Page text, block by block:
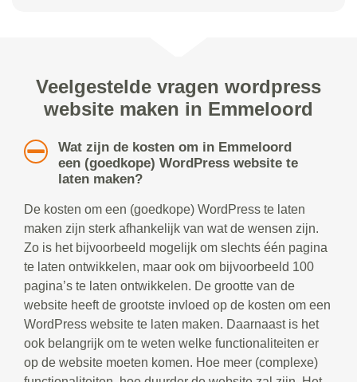
Veelgestelde vragen wordpress
website maken in Emmeloord
Wat zijn de kosten om in Emmeloord
een (goedkope) WordPress website te
laten maken?
De kosten om een (goedkope) WordPress te laten
maken zijn sterk afhankelijk van wat de wensen zijn.
Zo is het bijvoorbeeld mogelijk om slechts één pagina
te laten ontwikkelen, maar ook om bijvoorbeeld 100
pagina’s te laten ontwikkelen. De grootte van de
website heeft de grootste invloed op de kosten om een
WordPress website te laten maken. Daarnaast is het
ook belangrijk om te weten welke functionaliteiten er
op de website moeten komen. Hoe meer (complexe)